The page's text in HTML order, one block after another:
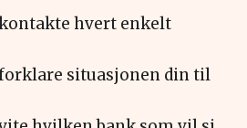
hvert enkelt
situasjonen din til